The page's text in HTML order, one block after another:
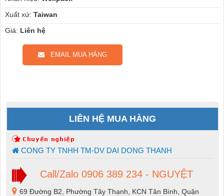
Xuất xứ: Taiwan
Giá: Liên hệ
EMAIL MUA HÀNG
LIÊN HỆ MUA HÀNG
CONG TY TNHH TM-DV DAI DONG THANH
Call/Zalo 0906 389 234 - NGUYỆT
69 Đường B2, Phường Tây Thạnh, KCN Tân Bình, Quận